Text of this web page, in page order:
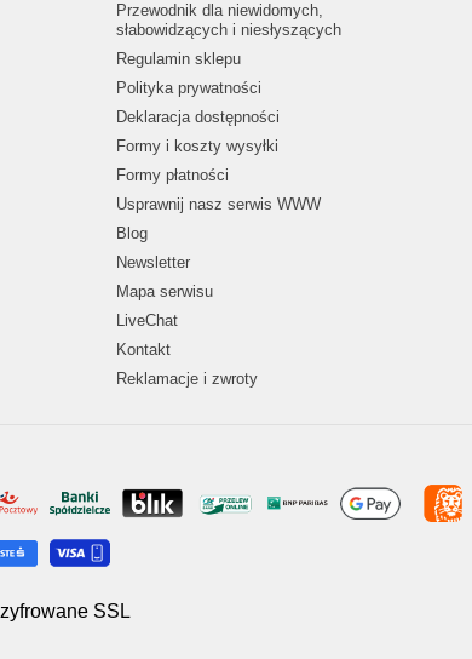
Przewodnik dla niewidomych,
słabowidzących i niesłyszących
Regulamin sklepu
Polityka prywatności
Deklaracja dostępności
Formy i koszty wysyłki
Formy płatności
Usprawnij nasz serwis WWW
Blog
Newsletter
Mapa serwisu
LiveChat
Kontakt
Reklamacje i zwroty
SSL